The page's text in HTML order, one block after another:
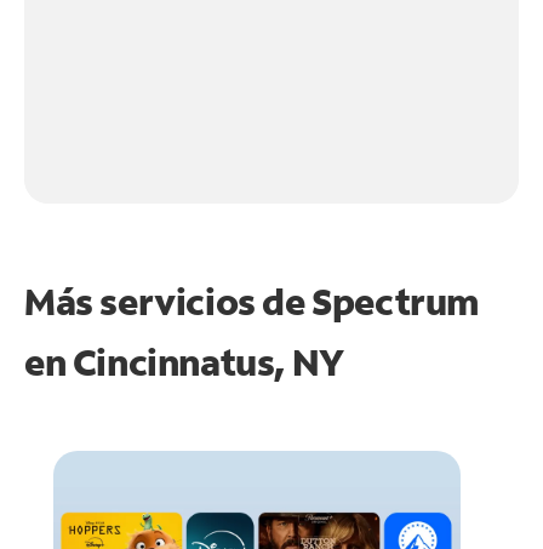
Más servicios de Spectrum
enCincinnatus, NY